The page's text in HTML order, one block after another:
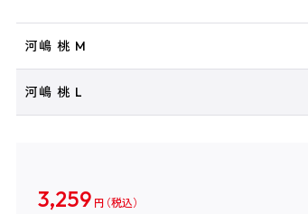
河嶋 桃 M
河嶋 桃 L
3,259 円